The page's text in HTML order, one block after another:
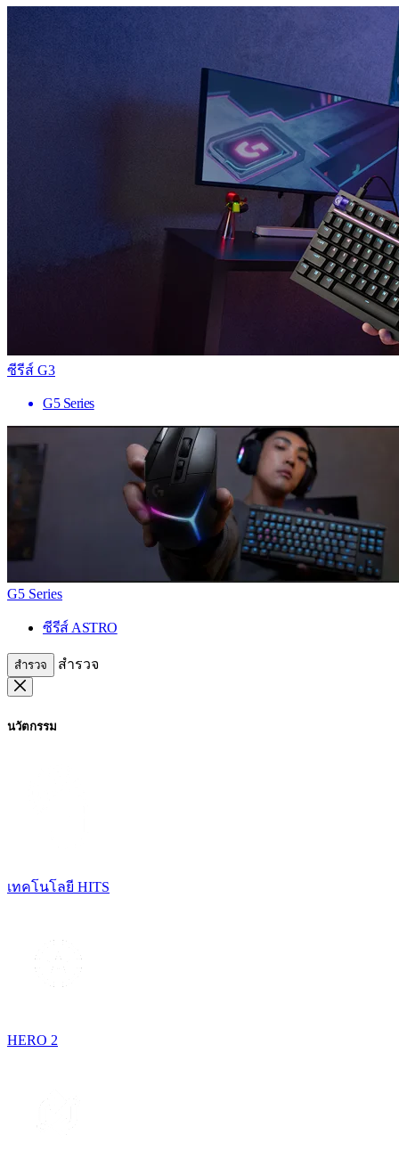
ซีรีส์ G3
G5 Series
G5 Series
ซีรีส์ ASTRO
สำรวจ สำรวจ
นวัตกรรม
เทคโนโลยี HITS
HERO 2